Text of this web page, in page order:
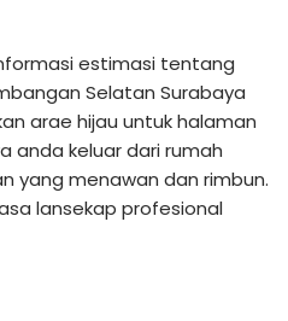
estimasi tentang
Selatan Surabaya
arae hijau untuk halaman
anda keluar dari rumah
yang menawan dan rimbun.
lansekap profesional